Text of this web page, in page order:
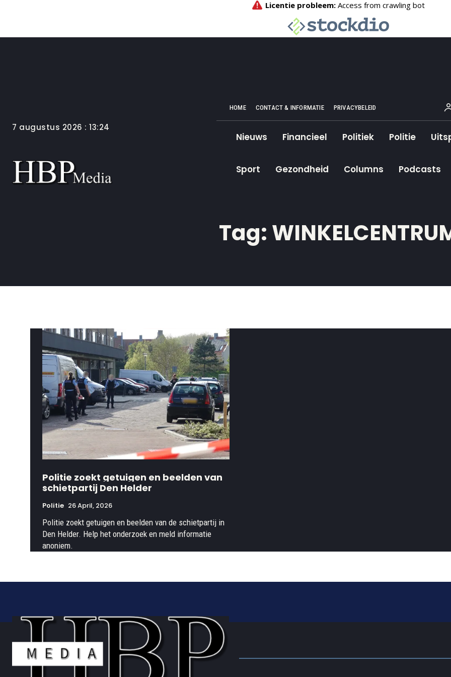
7 augustus 2026 : 13:24
HOME CONTACT & INFORMATIE PRIVACYBELEID
Nieuws Financieel Politiek Politie
Sport Gezondheid Columns Podcasts
Tag:
Politie zoekt getuigen en beelden van
schietpartij Den Helder
Politie 26 April, 2026
Politie zoekt getuigen en beelden van de schietpartij in
Den Helder. Help het onderzoek en meld informatie
anoniem.